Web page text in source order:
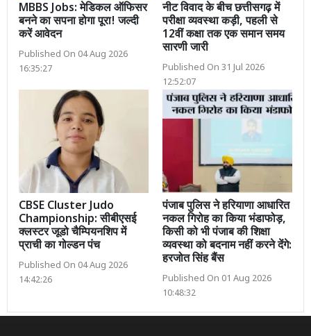
MBBS Jobs: मेडिकल ऑफिसर
बनने का सपना होगा पूरा! जल्दी
करें आवेदन
Published On 04 Aug 2026
16:35:27
नीट विवाद के बीच छत्तीसगढ़ में
परीक्षा व्यवस्था कड़ी, पहली से
12वीं कक्षा तक एक समान समय
सारणी जारी
Published On 31 Jul 2026
12:52:07
CBSE Cluster Judo
Championship: सीबीएसई
क्लस्टर जूडो चैम्पियनशिप में
प्राची का गोल्डन पंच
Published On 04 Aug 2026
14:42:26
पंजाब पुलिस ने हरियाणा आधारित
नकल गिरोह का किया भंडाफोड़,
किसी को भी पंजाब की शिक्षा
व्यवस्था को बदनाम नहीं करने देंगे:
हरजोत सिंह बैंस
Published On 01 Aug 2026
10:48:32